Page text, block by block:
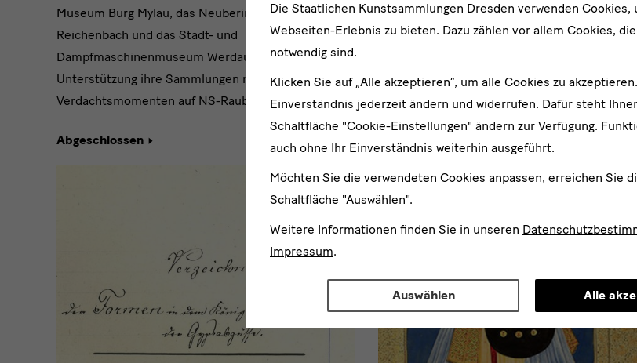
Museum Burg Mylau, das Neuberin-Museum in
Reichenbach und das Stadt- und
Dampfmaschinenmuseum Werdau mit externer
Unterstützung ihre Sammlungen nach ersten
Verdachtsmomenten auf NS-Raubgut.
Abgeschlossen
17./18. Jahrhunderts verschmolzen
asiatische Elemente zu einem Idealkonstrukt
Forschungsprogramm:Europa / Welt
Die Staatlichen Kunstsammlungen Dresden verwenden Cookies,
Webseiten-Erlebnis zu bieten. Dazu zählen vor allem Cookies,
notwendig sind.
Klicken Sie auf „Alle akzeptieren“, um alle Cookies zu
Einverständnis jederzeit ändern und widerrufen. Dafür steht
Schaltfläche "Cookie-Einstellungen" ändern zur Verfügung.
auch ohne Ihr Einverständnis weiterhin ausgeführt.
Möchten Sie die verwendeten Cookies anpassen, erreichen Sie
Schaltfläche "Auswählen".
Weitere Informationen finden Sie in unseren
Impressum.
Auswählen Alle